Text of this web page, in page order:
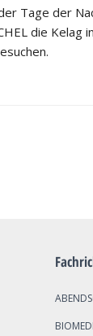
Tage der
die Kelag in